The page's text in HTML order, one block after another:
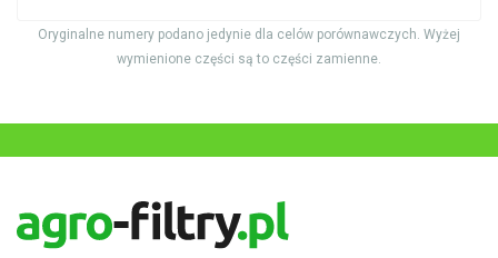
Oryginalne numery podano jedynie dla celów porównawczych. Wyżej
wymienione części są to części zamienne.